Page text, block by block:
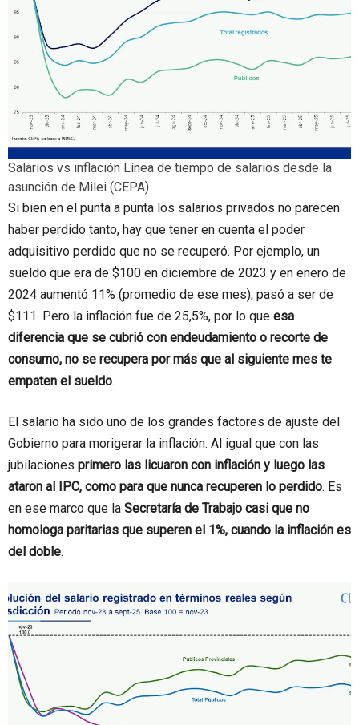
Salarios vs inflación Línea de tiempo de salarios desde la
asunción de Milei (CEPA)
Si bien en el punta a punta los salarios privados no parecen
haber perdido tanto, hay que tener en cuenta el poder
adquisitivo perdido que no se recuperó. Por ejemplo, un
sueldo que era de $100 en diciembre de 2023 y en enero de
2024 aumentó 11% (promedio de ese mes), pasó a ser de
$111. Pero la inflación fue de 25,5%, por lo que esa
diferencia que se cubrió con endeudamiento o recorte de
consumo, no se recupera por más que al siguiente mes te
empaten el sueldo.
El salario ha sido uno de los grandes factores de ajuste del
Gobierno para morigerar la inflación. Al igual que con las
jubilaciones primero las licuaron con inflación y luego las
ataron al IPC, como para que nunca recuperen lo perdido. Es
en ese marco que la Secretaría de Trabajo casi que no
homologa paritarias que superen el 1%, cuando la inflación es
del doble.